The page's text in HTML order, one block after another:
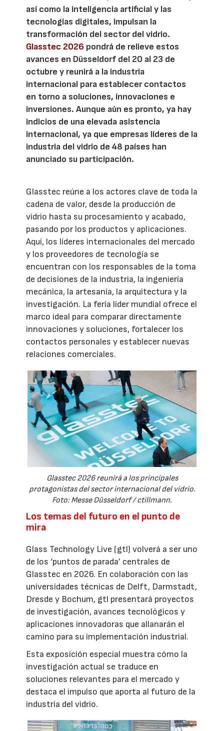
así como la inteligencia artificial y las
tecnologías digitales, impulsan la
transformación del sector del vidrio.
Glasstec 2026 pondrá de relieve estos
avances en Düsseldorf del 20 al 23 de
octubre y reunirá a la industria
internacional para establecer contactos
en torno a soluciones, innovaciones e
inversiones. Aunque aún es pronto, ya hay
indicios de una elevada asistencia
internacional, ya que empresas líderes de la
industria del vidrio de 48 países han
anunciado su participación.
Glasstec reúne a los actores clave de toda la
cadena de valor, desde la producción de
vidrio hasta su procesamiento y acabado,
pasando por los productos y aplicaciones.
Aquí, los líderes internacionales del mercado
y los proveedores de tecnología se
encuentran con los responsables de la toma
de decisiones de la industria, la ingeniería
mecánica, la artesanía, la arquitectura y la
investigación. La feria líder mundial ofrece el
marco ideal para comparar directamente
innovaciones y soluciones, fortalecer los
contactos personales y establecer nuevas
relaciones comerciales.
Glasstec 2026 reunirá a los principales
protagonistas del sector internacional del vidrio.
Foto: Messe Düsseldorf / ctillmann.
Los temas del futuro en el punto de
mira
Glass Technology Live (gtl) volverá a ser uno
de los ‘puntos de parada’ centrales de
Glasstec en 2026. En colaboración con las
universidades técnicas de Delft, Darmstadt,
Dresde y Bochum, gtl presentará proyectos
de investigación, avances tecnológicos y
aplicaciones innovadoras que allanarán el
camino para su implementación industrial.
Esta exposición especial muestra cómo la
investigación actual se traduce en
soluciones relevantes para el mercado y
destaca el impulso que aporta al futuro de la
industria del vidrio.